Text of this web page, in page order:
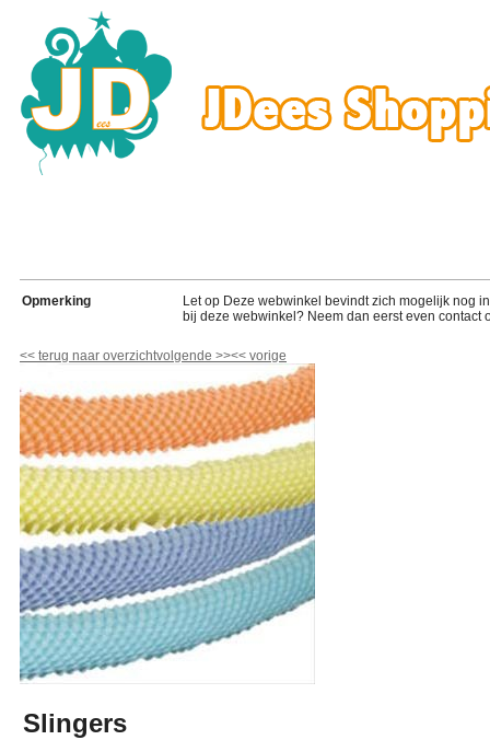
Opmerking
Let op Deze webwinkel bevindt zich mogelijk nog
bij deze webwinkel? Neem dan eerst even contact
<< terug naar overzichtvolgende >><< vorige
Slingers